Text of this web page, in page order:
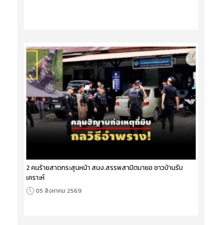
2 คนร้ายสาดกระสุนหน้า สนง.สรรพสามิตมายอ ชาวบ้านรับ
เคราะห์
05 สิงหาคม 2569